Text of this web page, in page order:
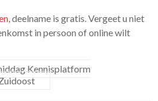
, deelname is gratis. Vergeet u niet
in persoon of online wilt
Kennisplatform